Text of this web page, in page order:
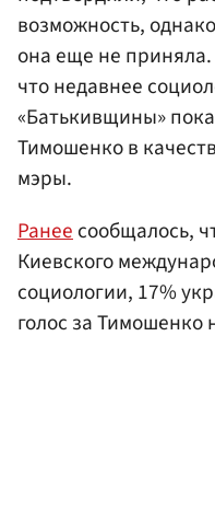
возможность,
она еще не
что недавнее
«Батькивщины»
Тимошенко в
мэры.
Ранее сообщалось,
Киевского
социологии, 17%
голос за Тимошенко